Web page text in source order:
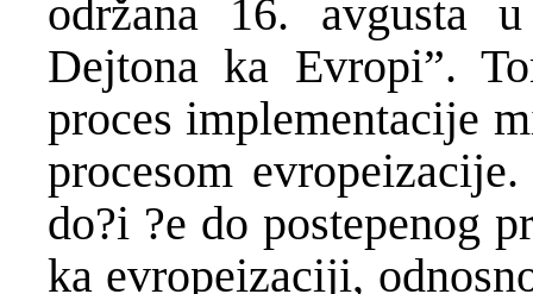
održana 16. avgusta
Dejtona ka Evropi”.
proces implementacije
procesom
do?i ?e do postepenog
ka evropeizaciji,